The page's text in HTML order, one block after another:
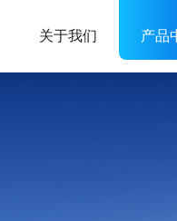
关于我们 产品